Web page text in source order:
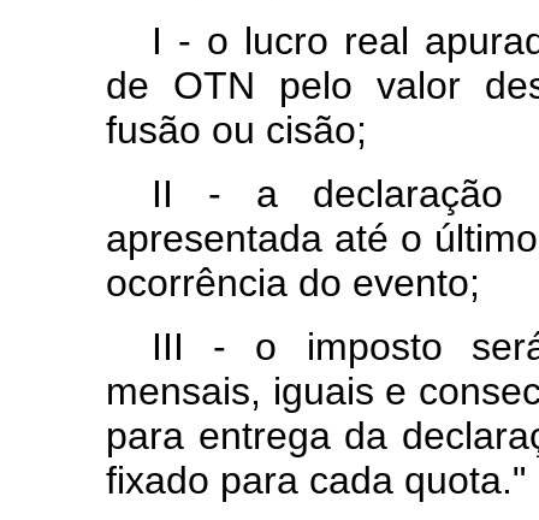
I - o lucro real
de OTN pelo valor
fusão ou cisão;
II - a declaração
apresentada até o
ocorrência do evento;
III - o imposto
mensais, iguais e
para entrega da
fixado para cada quota."